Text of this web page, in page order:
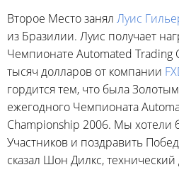
Второе Место занял Луис
из Бразилии. Луис получает
Чемпионате Automated Trading
тысяч долларов от компании
гордится тем, что была
ежегодного Чемпионата
Championship 2006. Мы хотели
Участников и поздравить
сказал Шон Дилкс, технический